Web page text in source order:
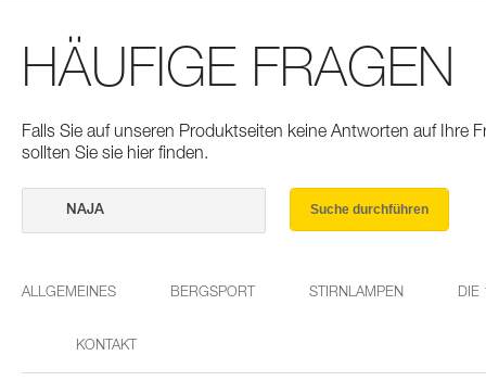
HÄUFIGE FRAGEN
Falls Sie auf unseren Produktseiten keine Antworten auf Ihre
sollten Sie sie hier finden.
Suche durchführen
ALLGEMEINES BERGSPORT STIRNLAMPEN DIE
KONTAKT